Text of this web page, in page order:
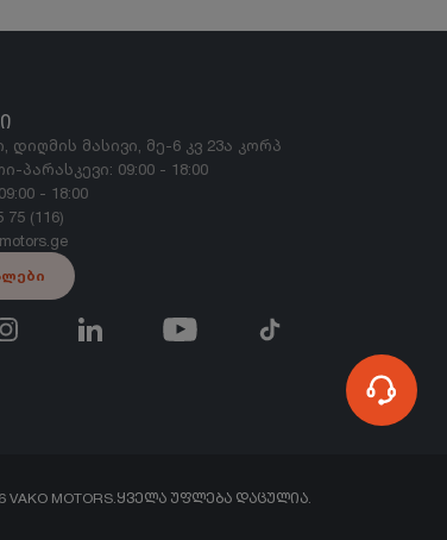
დიღმის მასივი, მე-6 კვ 23ა კორპ
პარასკევი: 09:00 - 18:00
- 18:00
75 (116)
VAKO MOTORS.ᲧᲕᲔᲚᲐ ᲣᲤᲚᲔᲑᲐ ᲓᲐᲪᲣᲚᲘᲐ.